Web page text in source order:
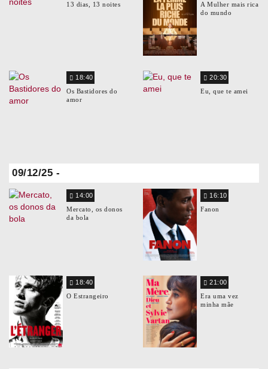
13 dias, 13 noites
A Mulher mais rica
do mundo
18:40
Os Bastidores do
amor
20:30
Eu, que te amei
09/12/25 -
14:00
Mercato, os donos
da bola
16:10
Fanon
18:40
O Estrangeiro
21:00
Era uma vez
minha mãe